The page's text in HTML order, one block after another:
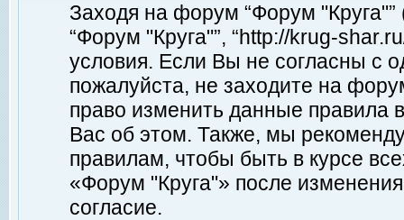
Заходя на форум “Форум
“Форум "Круга"”, “http://krug-
условия. Если Вы не согласны с
пожалуйста, не заходите на
право изменить данные правила
Вас об этом. Также, мы
правилам, чтобы быть в курсе
«Форум "Круга"» после
согласие.